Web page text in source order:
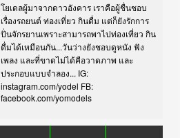
โยเดลผู้มาจากดาวอังคาร เราคือผู้ชื่นชอบ
เรื่องรถยนต์ ท่องเที่ยว กินดื่ม แต่ก็ยังรักการ
ปั่นจักรยานเพราะสามารถพาไปท่องเที่ยว กิน
ดื่มได้เหมือนกัน...วันว่างยังชอบดูหนัง ฟัง
เพลง และที่ขาดไม่ได้คือวาดภาพ และ
ประกอบแบบจำลอง... IG:
instagram.com/yodel FB:
facebook.com/yomodels